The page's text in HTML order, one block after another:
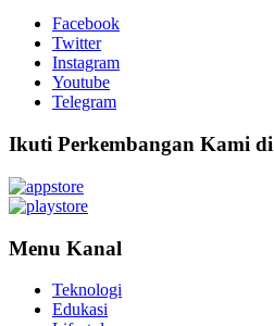
Facebook
Twitter
Instagram
Youtube
Telegram
Ikuti Perkembangan Kami di
Menu Kanal
Teknologi
Edukasi